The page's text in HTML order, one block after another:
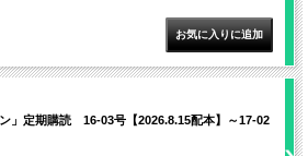
」定期購読 16-03号【2026.8.15配本】～17-02